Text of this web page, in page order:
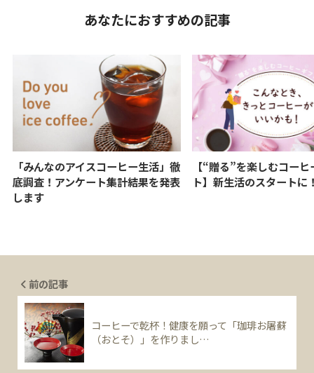
あなたにおすすめの記事
「みんなのアイスコーヒー生活」徹
底調査！アンケート集計結果を発表
します
【“贈る”を楽しむコー
ト】新生活のスタートに
前の記事
コーヒーで乾杯！健康を願って「珈琲お屠蘇
（おとそ）」を作りまし…